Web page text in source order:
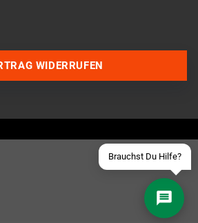
Brauchst Du Hilfe?
Schick uns eine eMail
WIDERRUFEN